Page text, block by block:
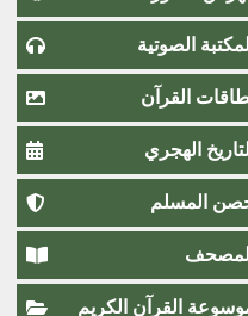
المكتبة الصوتية
القرآن
التاريخ الهجري
المسلم
المصحف
القرآن الكريم